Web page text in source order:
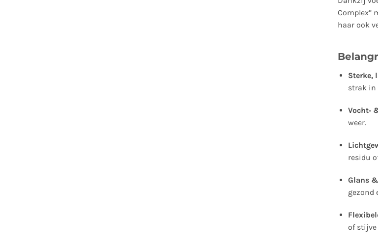
Complex”
haar ook
Sterke,
strak in
Vocht‑
weer.
residu
Glans
gezond
of stijve